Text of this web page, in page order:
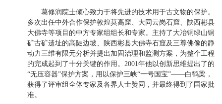
葛修润院士倾心致力于将先进的技术用于古文物的保护。
多次出任中外合作保护敦煌莫高窟、大同云岗石窟、陕西彬县
大佛寺等项目的中方专家组组长和专家。主持了大冶铜绿山铜
矿古矿遗址的高陡边坡、陕西彬县大佛寺石窟及三尊佛像的静
动力三维有限元分析并提出加固治理和监测方案，为整个工程
的完成起到了十分关键的作用。2001年他以创新思维提出了的
“无压容器”保护方案，用以保护三峡“一号国宝”——白鹤梁，
获得了评审组全体专家及各界人士赞同，并最终得到了国家批
准。